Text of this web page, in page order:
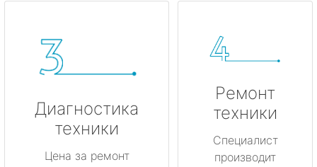
Диагностика
техники
Цена за ремонт
Ремонт
техники
Специалист
производит